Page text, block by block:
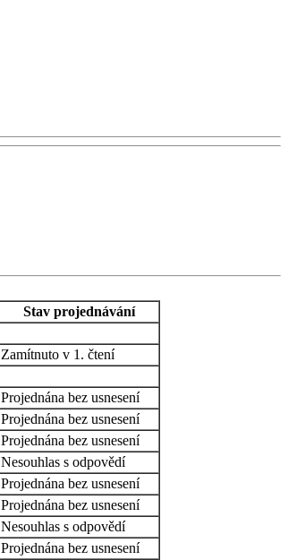
Stav projednávání
Zamítnuto v 1. čtení
Projednána bez usnesení
Projednána bez usnesení
Projednána bez usnesení
Nesouhlas s odpovědí
Projednána bez usnesení
Projednána bez usnesení
Nesouhlas s odpovědí
Projednána bez usnesení